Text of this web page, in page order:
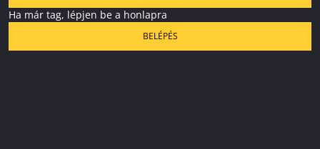
Ha már tag, lépjen be a honlapra
BELÉPÉS